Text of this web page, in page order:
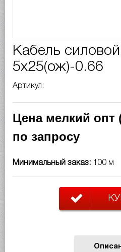
Кабель
5х25(ож)-0.66
Артикул:
Цена мелкий опт
по запросу
Минимальный заказ: 100 м